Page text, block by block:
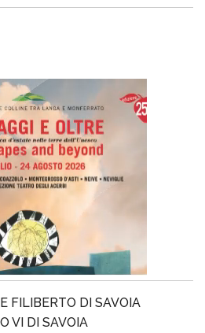
FILIBERTO DI SAVOIA
VI DI SAVOIA